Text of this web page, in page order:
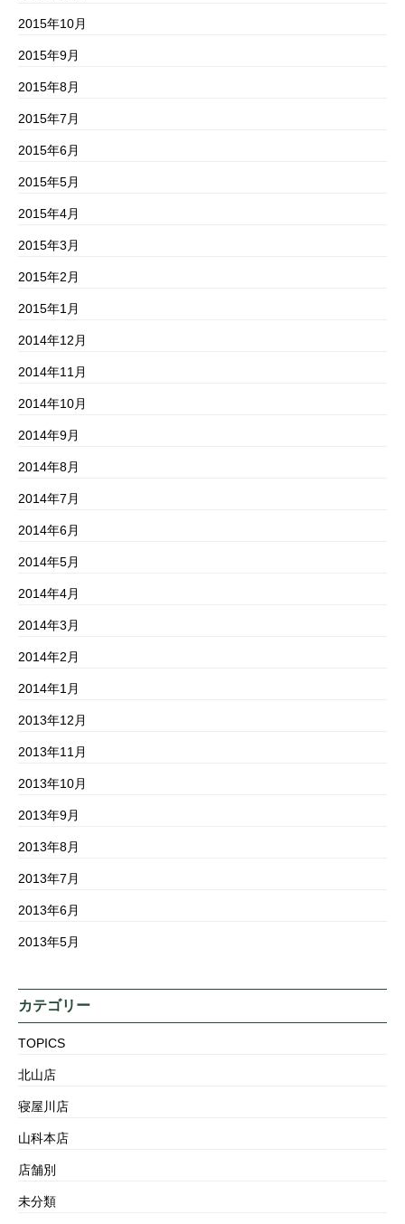
2015年10月
2015年9月
2015年8月
2015年7月
2015年6月
2015年5月
2015年4月
2015年3月
2015年2月
2015年1月
2014年12月
2014年11月
2014年10月
2014年9月
2014年8月
2014年7月
2014年6月
2014年5月
2014年4月
2014年3月
2014年2月
2014年1月
2013年12月
2013年11月
2013年10月
2013年9月
2013年8月
2013年7月
2013年6月
2013年5月
カテゴリー
TOPICS
北山店
寝屋川店
山科本店
店舗別
未分類